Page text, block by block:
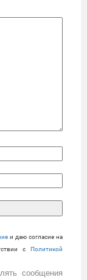
и даю согласие на
с Политикой
сообщения